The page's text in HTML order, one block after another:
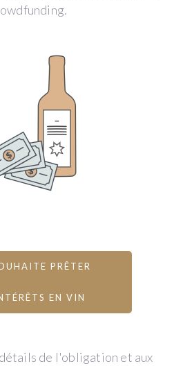
PRÊTER
EN VIN
de l'obligation et aux